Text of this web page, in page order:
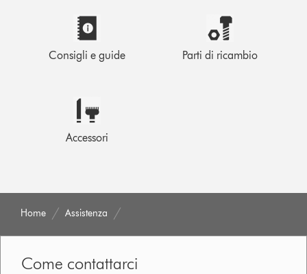
Consigli e guide Parti di ricambio
Accessori
Home Assistenza
Come contattarci